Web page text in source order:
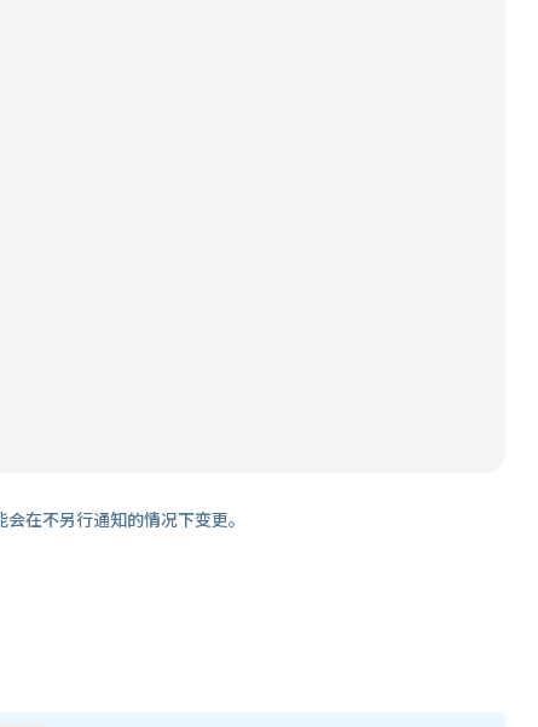
在不另行通知的情况下变更。